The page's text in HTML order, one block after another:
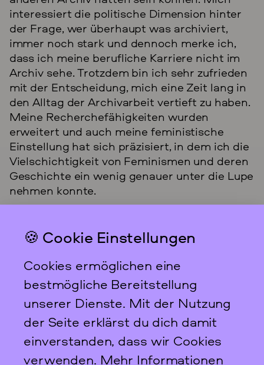
interessiert die politische Dimension hinter
der Frage, wer überhaupt was archiviert,
immer noch stark und dennoch merke ich,
dass ich meine berufliche Karriere nicht im
Archiv sehe. Trotzdem bin ich sehr zufrieden
mit der Entscheidung, mich eine Zeit lang in
den Alltag der Archivarbeit vertieft zu haben.
Meine Recherchefähigkeiten wurden
erweitert und auch meine feministische
Einstellung hat sich präzisiert, in dem ich die
Vielschichtigkeit von Feminismen und deren
Geschichte ein wenig genauer unter die Lupe
nehmen konnte.
Das feministische
Newsletter
Scharnweberstraße 31
🍪 Cookie Einstellungen
Cookies ermöglichen eine
bestmögliche Bereitstellung
unserer Dienste. Mit der Nutzung
der Seite erklärst du dich damit
einverstanden, dass wir Cookies
verwenden. Mehr Informationen